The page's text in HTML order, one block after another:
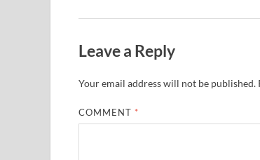
Leave a Reply
Your email address will not be published.
COMMENT *